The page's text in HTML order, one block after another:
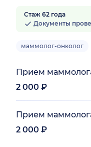
Стаж 62 года
Документы
маммолог-онколог
Прием
2 000 ₽
Прием
2 000 ₽